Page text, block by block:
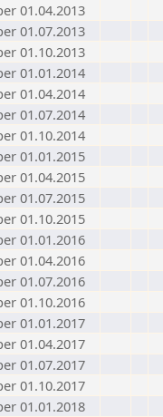
01.04.2013
01.07.2013
01.10.2013
01.01.2014
01.04.2014
01.07.2014
01.10.2014
01.01.2015
01.04.2015
01.07.2015
01.10.2015
01.01.2016
01.04.2016
01.07.2016
01.10.2016
01.01.2017
01.04.2017
01.07.2017
01.10.2017
01.01.2018